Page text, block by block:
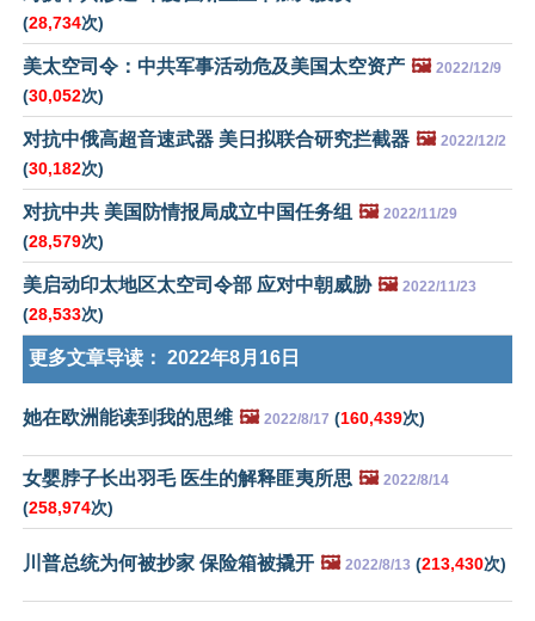
(28,734次)
美太空司令：中共军事活动危及美国太空资产 🖼️ 2022/12/9
(30,052次)
对抗中俄高超音速武器 美日拟联合研究拦截器 🖼️ 2022/12/2
(30,182次)
对抗中共 美国防情报局成立中国任务组 🖼️ 2022/11/29
(28,579次)
美启动印太地区太空司令部 应对中朝威胁 🖼️ 2022/11/23
(28,533次)
更多文章导读： 2022年8月16日
她在欧洲能读到我的思维 🖼️ 2022/8/17 (160,439次)
女婴脖子长出羽毛 医生的解释匪夷所思 🖼️ 2022/8/14
(258,974次)
川普总统为何被抄家 保险箱被撬开 🖼️ 2022/8/13 (213,430次)